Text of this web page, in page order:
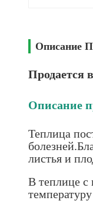
Описание
Продается
Описание
Теплица
листья и
В теплице с